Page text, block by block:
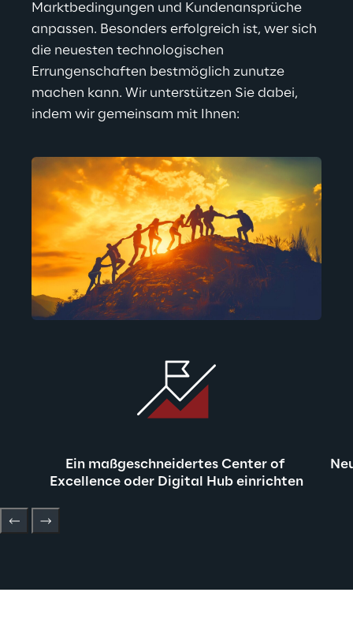
Marktbedingungen und Kundenansprüche
anpassen. Besonders erfolgreich ist, wer sich
die neuesten technologischen
Errungenschaften bestmöglich zunutze
machen kann. Wir unterstützen Sie dabei,
indem wir gemeinsam mit Ihnen:
Ein maßgeschneidertes Center of
Excellence oder Digital Hub einrichten